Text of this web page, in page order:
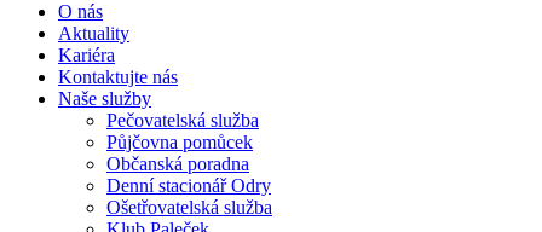
O nás
Aktuality
Kariéra
Kontaktujte nás
Naše služby
Pečovatelská služba
Půjčovna pomůcek
Občanská poradna
Denní stacionář Odry
Ošetřovatelská služba